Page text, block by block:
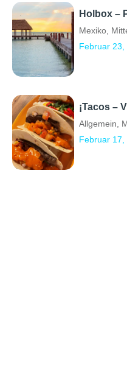
Holbox –
Mexiko,
Februar 23,
¡Tacos –
Allgemein,
Februar 17,